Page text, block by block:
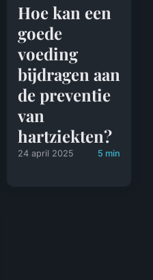
Hoe kan een
goede
voeding
bijdragen aan
de preventie
van
hartziekten?
24 april 2025 5 min